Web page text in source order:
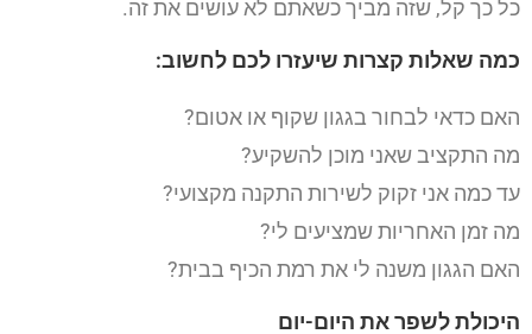
כל כך קל, שזה מביך כשאתם לא עושים את זה.
כמה שאלות קצרות שיעזרו לכם לחשוב:
האם כדאי לבחור בגגון שקוף או אטום?
מה התקציב שאני מוכן להשקיע?
עד כמה אני זקוק לשירות התקנה מקצועי?
מה זמן האחריות שמציעים לי?
האם הגגון משנה לי את רמת הכיף בבית?
היכולת לשפר את היום-יום